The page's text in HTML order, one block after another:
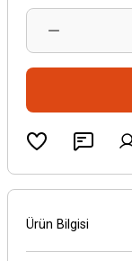
Ürün Bilgisi